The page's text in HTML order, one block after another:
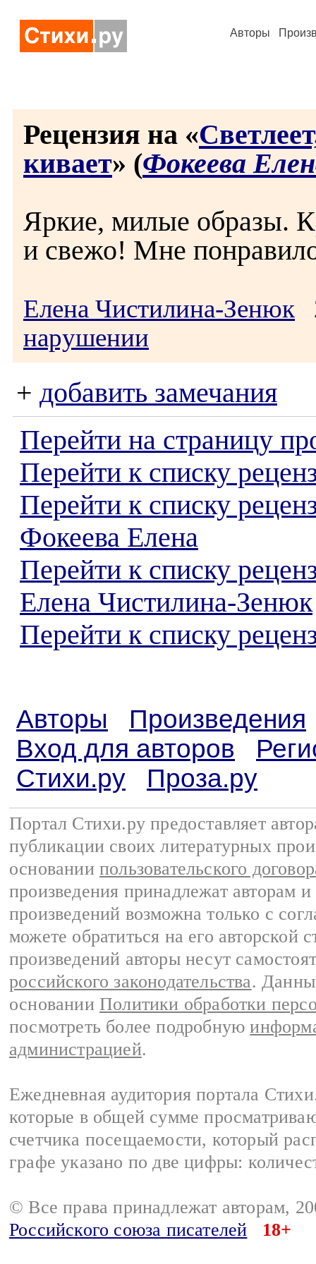
Авторы
Рецензия на «
кивает» (Фокеева
Яркие, милые образы.
и свежо! Мне
Елена Чистилина-Зенюк
нарушении
+ добавить замечания
Перейти на страницу
Перейти к списку
Перейти к списку
Фокеева Елена
Перейти к списку
Елена Чистилина-Зенюк
Перейти к списку
Авторы
Произведения
Вход для авторов
Стихи.ру
Проза.ру
Портал Стихи.ру предоставляет
публикации своих литературных
основании пользовательского
произведения принадлежат авторам
произведений возможна только с
можете обратиться на его авторской
произведений авторы несут
российского законодательства.
основании Политики обработки
посмотреть более подробную
администрацией.
Ежедневная аудитория портала
которые в общей сумме
счетчика посещаемости, который
графе указано по две цифры:
© Все права принадлежат авторам,
Российского союза писателей
18+